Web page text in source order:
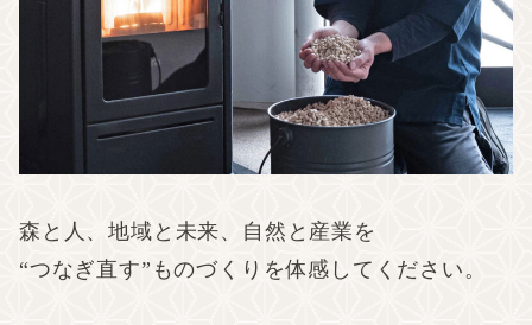
共創する仲間たち
販売品
森と人、地域と未来、自然と産業を
“つなぎ直す”ものづくりを体感してください。